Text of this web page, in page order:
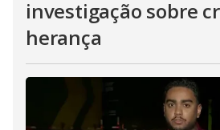
investigação sobre
herança